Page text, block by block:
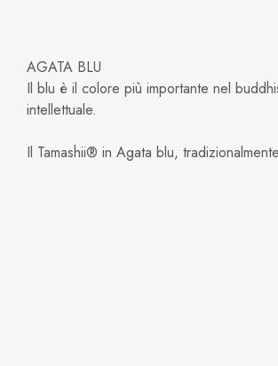
AGATA BLU
Il blu è il colore più importante nel
intellettuale.
Il Tamashii® in Agata blu,